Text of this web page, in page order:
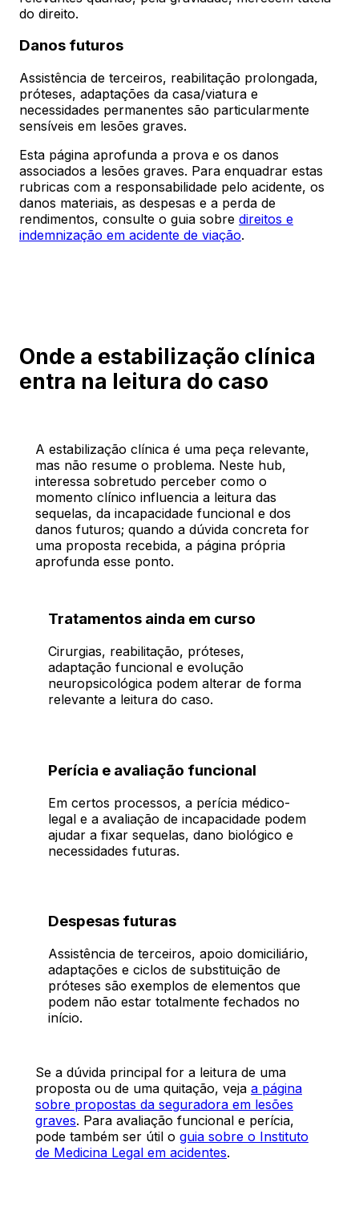
do direito.
Danos futuros
Assistência de terceiros, reabilitação prolongada,
próteses, adaptações da casa/viatura e
necessidades permanentes são particularmente
sensíveis em lesões graves.
Esta página aprofunda a prova e os danos
associados a lesões graves. Para enquadrar estas
rubricas com a responsabilidade pelo acidente, os
danos materiais, as despesas e a perda de
rendimentos, consulte o guia sobre direitos e
indemnização em acidente de viação.
Onde a estabilização clínica
entra na leitura do caso
A estabilização clínica é uma peça relevante,
mas não resume o problema. Neste hub,
interessa sobretudo perceber como o
momento clínico influencia a leitura das
sequelas, da incapacidade funcional e dos
danos futuros; quando a dúvida concreta for
uma proposta recebida, a página própria
aprofunda esse ponto.
Tratamentos ainda em curso
Cirurgias, reabilitação, próteses,
adaptação funcional e evolução
neuropsicológica podem alterar de forma
relevante a leitura do caso.
Perícia e avaliação funcional
Em certos processos, a perícia médico-
legal e a avaliação de incapacidade podem
ajudar a fixar sequelas, dano biológico e
necessidades futuras.
Despesas futuras
Assistência de terceiros, apoio domiciliário,
adaptações e ciclos de substituição de
próteses são exemplos de elementos que
podem não estar totalmente fechados no
início.
Se a dúvida principal for a leitura de uma
proposta ou de uma quitação, veja a página
sobre propostas da seguradora em lesões
graves. Para avaliação funcional e perícia,
pode também ser útil o guia sobre o Instituto
de Medicina Legal em acidentes.